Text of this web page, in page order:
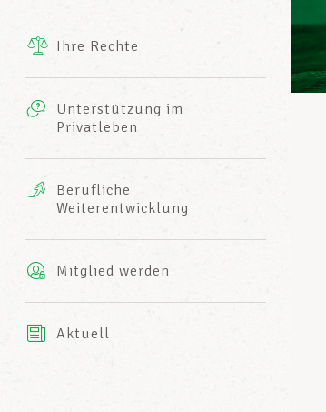
INFO-CENTER
des LCGBs
Ihre Rechte
Unterstützung im
Privatleben
Leistungen
Mutuelle
AXA
Berufliche
Weiterentwicklung
Mitglied werden
Aktuell